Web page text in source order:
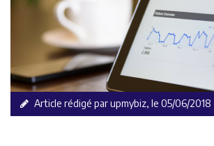
Article rédigé par upmybiz, le 05/06/2018